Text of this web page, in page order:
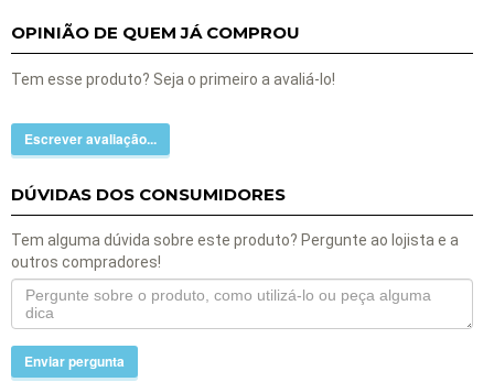
OPINIÃO DE QUEM JÁ COMPROU
Tem esse produto? Seja o primeiro a avaliá-lo!
Escrever avaliação...
DÚVIDAS DOS CONSUMIDORES
Tem alguma dúvida sobre este produto? Pergunte ao lojista e a
outros compradores!
Enviar pergunta